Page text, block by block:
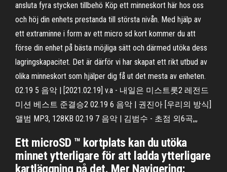
ansluta fyra stycken tillbehö Köp ett minneskort här hos oss
och höj din enhets prestanda till största nivån. Med hjälp av
ett extraminne i form av ett micro sd kort kommer du att
förse din enhet på bästa möjliga sätt och därmed utöka dess
lagringskapacitet. Det är därför vi har skapat ett rikt utbud av
olika minneskort som hjälper dig få ut det mesta av enheten.
02.19 5 음악 | [2021.02.19] v.a - 내일은 미스트롯2 레전드
미션 베스트 준결승2 02.19 6 음악 | 권진아 [우리의 방식]
앨범 MP3, 128KB 02.19 7 음악 | 김범수 - 초점 외6곡,,,
Ett microSD ™ kortplats kan du utöka
minnet ytterligare för att ladda ytterligare
kartläggning på det. Mer Navigering: